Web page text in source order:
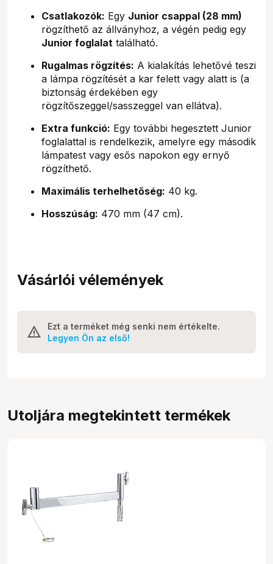
Csatlakozók: Egy Junior csappal (28 mm)
rögzíthető az állványhoz, a végén pedig egy
Junior foglalat található.
Rugalmas rögzítés: A kialakítás lehetővé teszi
a lámpa rögzítését a kar felett vagy alatt is (a
biztonság érdekében egy
rögzítőszeggel/sasszeggel van ellátva).
Extra funkció: Egy további hegesztett Junior
foglalattal is rendelkezik, amelyre egy második
lámpatest vagy esős napokon egy ernyő
rögzíthető.
Maximális terhelhetőség: 40 kg.
Hosszúság: 470 mm (47 cm).
Vásárlói vélemények
Ezt a terméket még senki nem értékelte.
Legyen Ön az első!
Utoljára megtekintett termékek